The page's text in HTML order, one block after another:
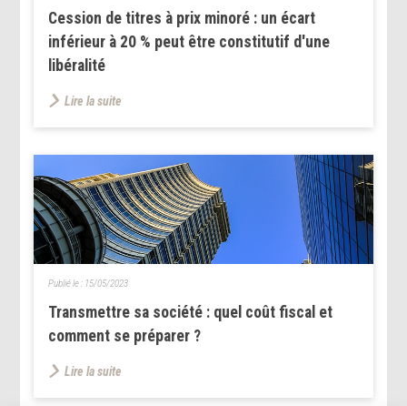
Cession de titres à prix minoré : un écart
inférieur à 20 % peut être constitutif d'une
libéralité
Lire la suite
Transmettre sa société : quel coût fiscal et
comment se préparer ?
Publié le : 15/05/2023
Lire la suite